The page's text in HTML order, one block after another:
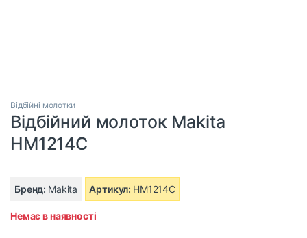
Відбійні молотки
Відбійний молоток Makita
HM1214C
Бренд: Makita Артикул: HM1214C
Немає в наявності